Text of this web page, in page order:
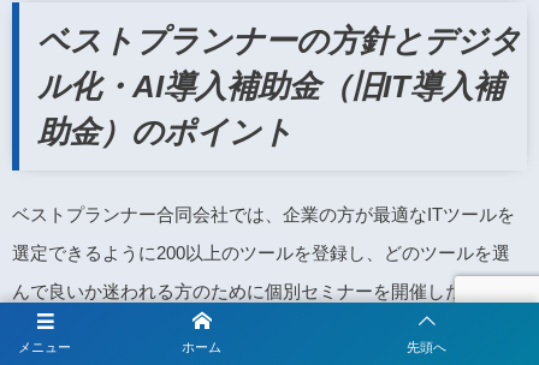
ベストプランナーの方針とデジタ
ル化・AI導入補助金（旧IT導入補
助金）のポイント
ベストプランナー合同会社では、企業の方が最適なITツールを
選定できるように200以上のツールを登録し、どのツールを選
んで良いか迷われる方のために個別セミナーを開催したり、個
別相談も承っております。
メニュー ホーム 先頭へ